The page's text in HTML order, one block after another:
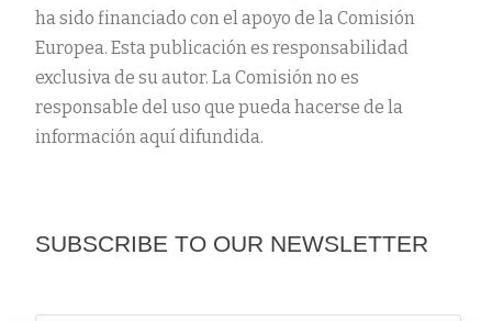
ha sido financiado con el apoyo de la Comisión
Europea. Esta publicación es responsabilidad
exclusiva de su autor. La Comisión no es
responsable del uso que pueda hacerse de la
información aquí difundida.
SUBSCRIBE TO OUR NEWSLETTER